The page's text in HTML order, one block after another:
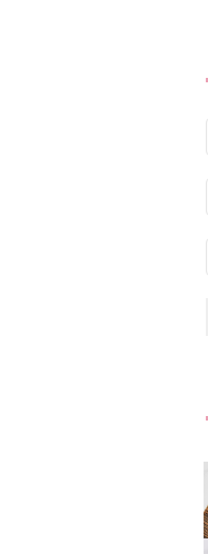
פרטי
משפחה
*